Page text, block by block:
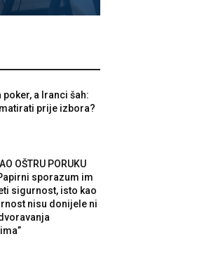
a Iranci šah:
prije izbora?
OŠTRU PORUKU
sporazum im
sigurnost, isto kao
nisu donijele ni